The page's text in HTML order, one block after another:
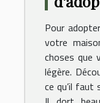
Pour
votre
choses que
légère.
ce qu’il faut